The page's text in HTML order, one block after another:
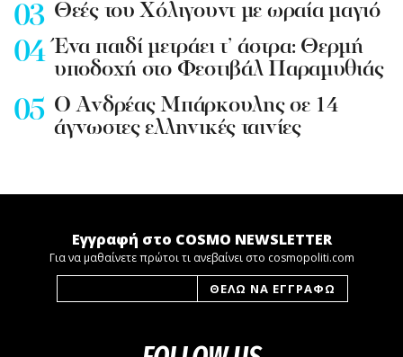
Θεές του Χόλιγουντ με ωραία μαγιό
Ένα παιδί μετράει τ’ άστρα: Θερμή
υποδοχή στο Φεστιβάλ Παραμυθιάς
Ο Ανδρέας Μπάρκουλης σε 14
άγνωστες ελληνικές ταινίες
Εγγραφή στο COSMO NEWSLETTER
Για να μαθαίνετε πρώτοι τι ανεβαίνει στο cosmopoliti.com